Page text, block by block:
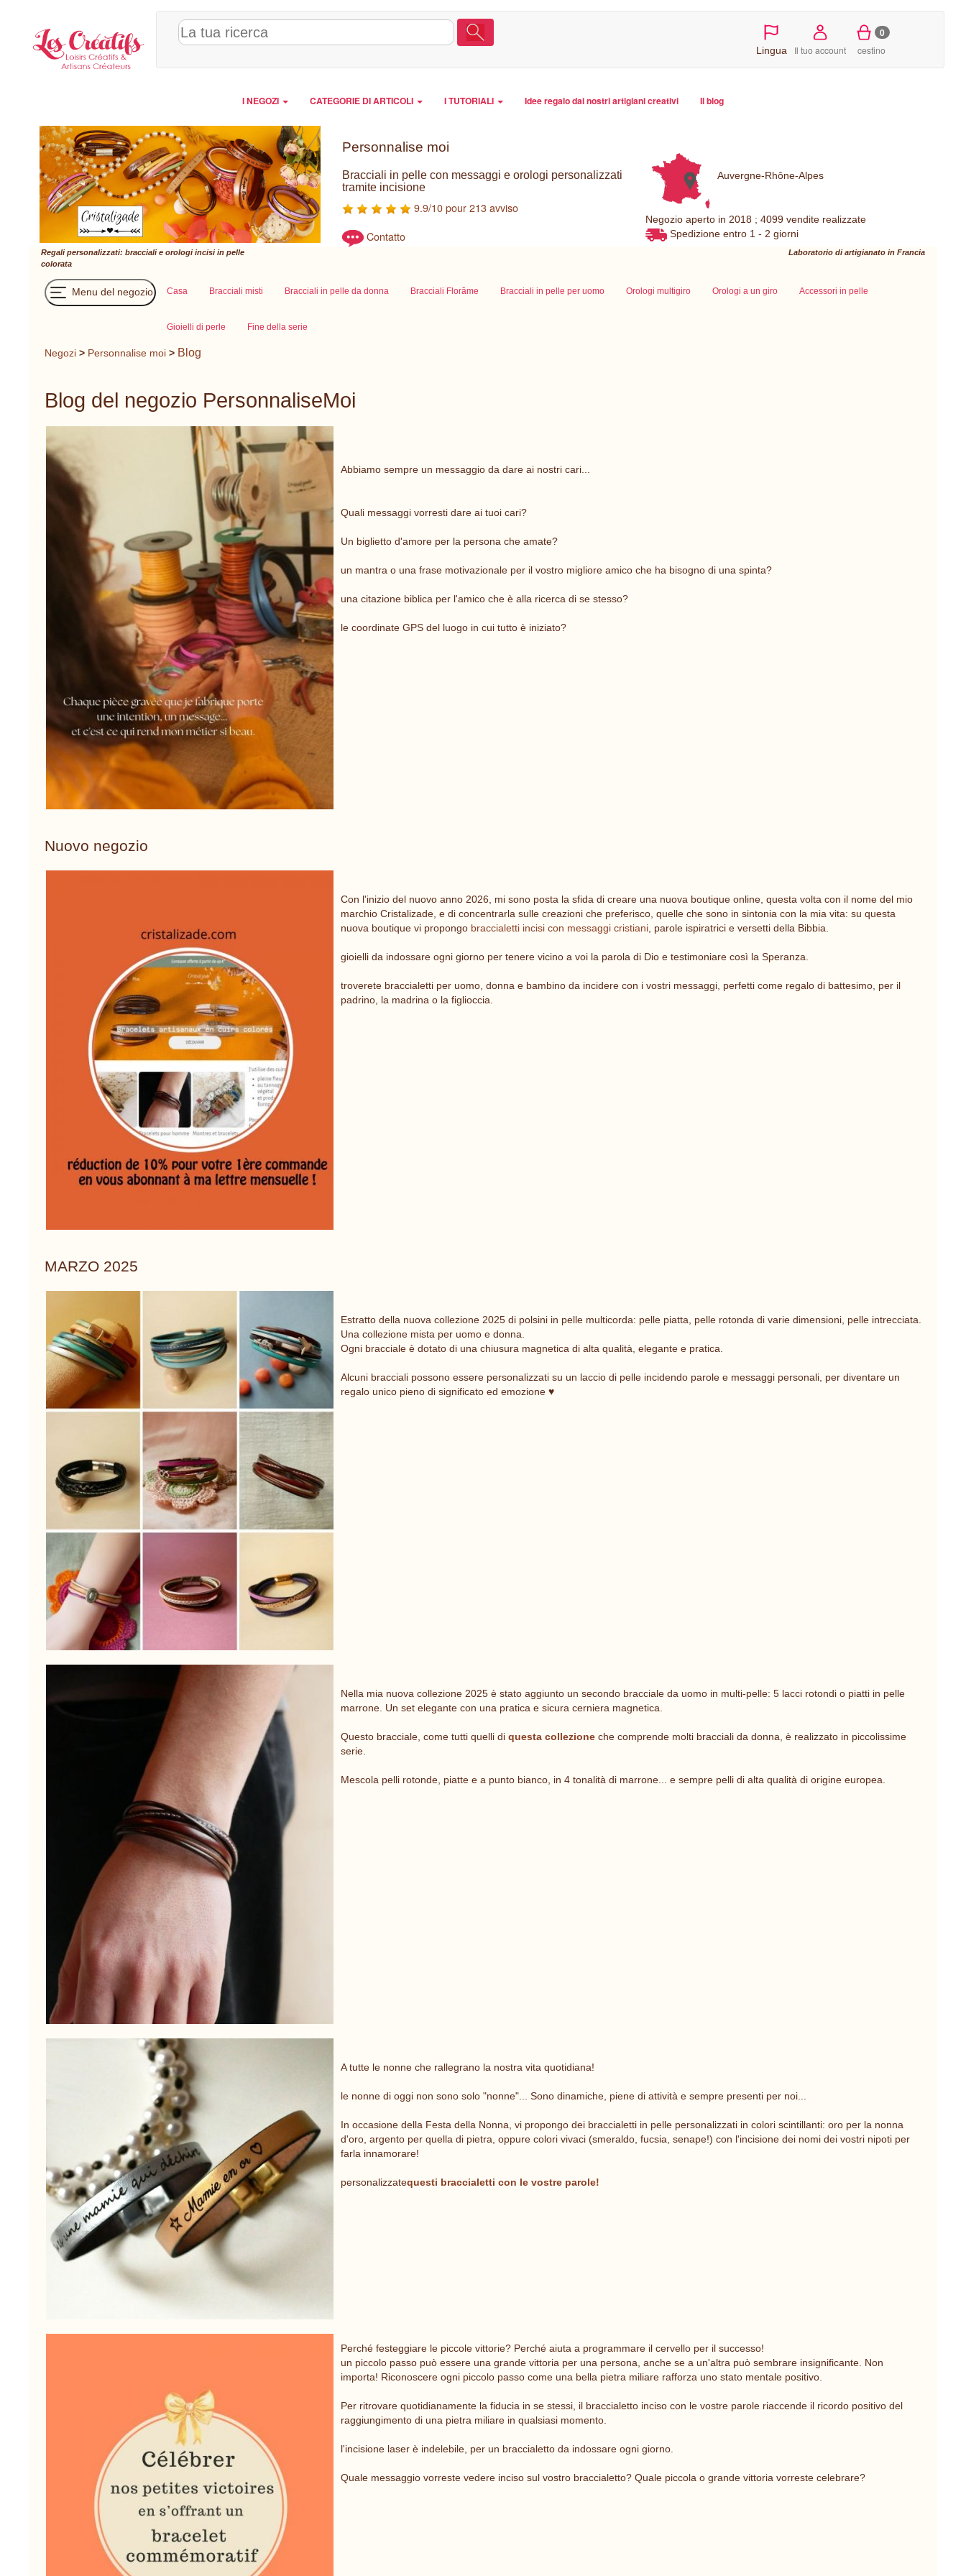
Lingua Il tuo account
0
cestino
I NEGOZI CATEGORIE DI ARTICOLI I TUTORIALI Idee regalo dai nostri artigiani creativi Il blog
Personnalise moi
Bracciali in pelle con messaggi e orologi personalizzati
tramite incisione
9.9/10 pour 213 avviso
Contatto
Auvergne-Rhône-Alpes
Negozio aperto in 2018 ; 4099 vendite realizzate
Spedizione entro 1 - 2 giorni
Regali personalizzati: bracciali e orologi incisi in pelle
colorata
Laboratorio di artigianato in Francia
Menu del negozio Casa Bracciali misti Bracciali in pelle da donna Bracciali Florâme Bracciali in pelle per uomo Orologi multigiro Orologi a un giro Accessori in pelle
Gioielli di perle Fine della serie
Negozi > Personnalise moi > Blog
Blog del negozio PersonnaliseMoi
Abbiamo sempre un messaggio da dare ai nostri cari...
Quali messaggi vorresti dare ai tuoi cari?
Un biglietto d'amore per la persona che amate?
un mantra o una frase motivazionale per il vostro migliore amico che ha bisogno di una spinta?
una citazione biblica per l'amico che è alla ricerca di se stesso?
le coordinate GPS del luogo in cui tutto è iniziato?
Nuovo negozio
Con l'inizio del nuovo anno 2026, mi sono posta la sfida di creare una nuova boutique online, questa volta con il nome del mio
marchio Cristalizade, e di concentrarla sulle creazioni che preferisco, quelle che sono in sintonia con la mia vita: su questa
nuova boutique vi propongo braccialetti incisi con messaggi cristiani , parole ispiratrici e versetti della Bibbia.
gioielli da indossare ogni giorno per tenere vicino a voi la parola di Dio e testimoniare così la Speranza.
troverete braccialetti per uomo, donna e bambino da incidere con i vostri messaggi, perfetti come regalo di battesimo, per il
padrino, la madrina o la figlioccia.
MARZO 2025
Estratto della nuova collezione 2025 di polsini in pelle multicorda: pelle piatta, pelle rotonda di varie dimensioni, pelle intrecciata.
Una collezione mista per uomo e donna.
Ogni bracciale è dotato di una chiusura magnetica di alta qualità, elegante e pratica.
Alcuni bracciali possono essere personalizzati su un laccio di pelle incidendo parole e messaggi personali, per diventare un
regalo unico pieno di significato ed emozione ♥
Nella mia nuova collezione 2025 è stato aggiunto un secondo bracciale da uomo in multi-pelle: 5 lacci rotondi o piatti in pelle
marrone. Un set elegante con una pratica e sicura cerniera magnetica.
Questo bracciale, come tutti quelli di questa collezione che comprende molti bracciali da donna, è realizzato in piccolissime
serie.
Mescola pelli rotonde, piatte e a punto bianco, in 4 tonalità di marrone... e sempre pelli di alta qualità di origine europea.
A tutte le nonne che rallegrano la nostra vita quotidiana!
le nonne di oggi non sono solo "nonne"... Sono dinamiche, piene di attività e sempre presenti per noi...
In occasione della Festa della Nonna, vi propongo dei braccialetti in pelle personalizzati in colori scintillanti: oro per la nonna
d'oro, argento per quella di pietra, oppure colori vivaci (smeraldo, fucsia, senape!) con l'incisione dei nomi dei vostri nipoti per
farla innamorare!
personalizzatequesti braccialetti con le vostre parole!
Perché festeggiare le piccole vittorie? Perché aiuta a programmare il cervello per il successo!
un piccolo passo può essere una grande vittoria per una persona, anche se a un'altra può sembrare insignificante. Non
importa! Riconoscere ogni piccolo passo come una bella pietra miliare rafforza uno stato mentale positivo.
Per ritrovare quotidianamente la fiducia in se stessi, il braccialetto inciso con le vostre parole riaccende il ricordo positivo del
raggiungimento di una pietra miliare in qualsiasi momento.
l'incisione laser è indelebile, per un braccialetto da indossare ogni giorno.
Quale messaggio vorreste vedere inciso sul vostro braccialetto? Quale piccola o grande vittoria vorreste celebrare?